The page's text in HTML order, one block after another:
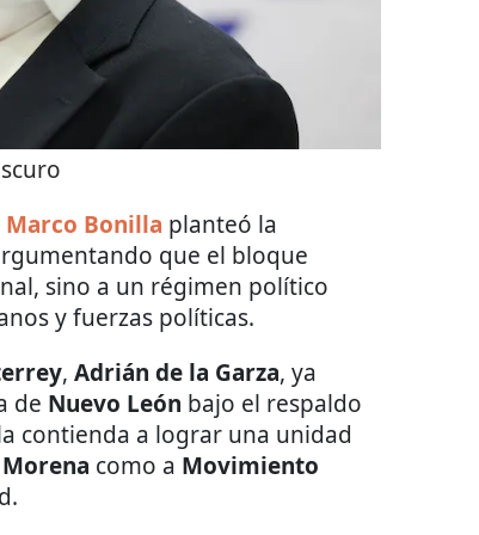
Marco Bonilla planteó la
que el bloque
sino a un régimen político
y fuerzas políticas.
, Adrián de la Garza, ya
de Nuevo León bajo el respaldo
contienda a lograr una unidad
Morena como a Movimiento